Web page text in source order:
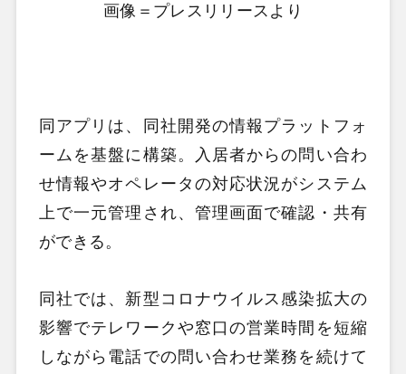
画像＝プレスリリースより
同アプリは、同社開発の情報プラットフォ
ームを基盤に構築。入居者からの問い合わ
せ情報やオペレータの対応状況がシステム
上で一元管理され、管理画面で確認・共有
ができる。
同社では、新型コロナウイルス感染拡大の
影響でテレワークや窓口の営業時間を短縮
しながら電話での問い合わせ業務を続けて